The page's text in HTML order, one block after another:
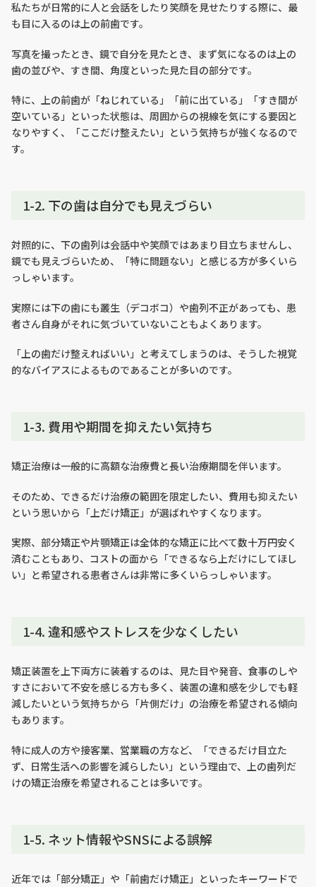
私たちが日常的に人と会話をしたり笑顔を見せたりする際に、最
も目に入るのは上の前歯です。
写真を撮ったとき、鏡で自分を見たとき、まず気になるのは上の
歯の並びや、すき間、角度といった見た目の部分です。
特に、上の前歯が「ねじれている」「前に出ている」「すき間が
空いている」といった状態は、周囲からの視線を気にする要因と
なりやすく、「ここだけ整えたい」という気持ちが強くなるので
す。
1-2. 下の歯は自分でも見えづらい
対照的に、下の歯列は会話中や笑顔ではあまり目立ちませんし、
鏡でも見えづらいため、「特に問題ない」と感じる方が多くいら
っしゃいます。
実際には下の歯にも叢生（デコボコ）や歯列不正があっても、患
者さん自身がそれに気づいていないこともよくあります。
「上の歯だけ整えればいい」と考えてしまうのは、そうした視覚
的なバイアスによるものであることが多いのです。
1-3. 費用や期間を抑えたい気持ち
矯正治療は一般的に高額な治療費と長い治療期間を伴います。
そのため、できるだけ治療の範囲を限定したい、費用も抑えたい
という思いから「上だけ矯正」が選ばれやすくなります。
実際、部分矯正や片顎矯正は全体的な矯正に比べて数十万円安く
済むこともあり、コストの面から「できるなら上だけにしてほし
い」と希望される患者さんは非常に多くいらっしゃいます。
1-4. 違和感やストレスを少なくしたい
矯正装置を上下両方に装着するのは、見た目や発音、食事のしや
すさにおいて不安を感じる方も多く、装置の違和感を少しでも軽
減したいという気持ちから「片側だけ」の治療を希望される傾向
もあります。
特に成人の方や接客業、営業職の方など、「できるだけ目立た
ず、日常生活への影響を減らしたい」という理由で、上の歯列だ
けの矯正治療を希望されることは多いです。
1-5. ネット情報やSNSによる誤解
近年では「部分矯正」や「前歯だけ矯正」といったキーワードで